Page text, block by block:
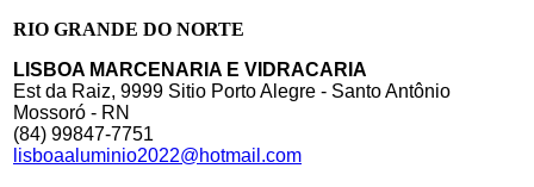
RIO GRANDE DO NORTE
LISBOA MARCENARIA E VIDRACARIA
Est da Raiz, 9999 Sitio Porto Alegre - Santo Antônio
Mossoró - RN
(84) 99847-7751
lisboaaluminio2022@hotmail.com